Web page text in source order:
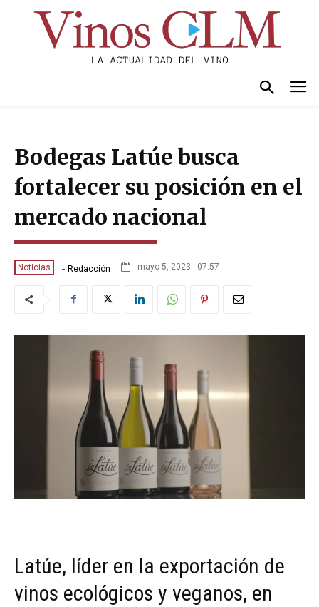
Bodegas Latúe busca
fortalecer su posición en el
mercado nacional
Noticias - Redacción mayo 5, 2023 · 07:57
Latúe, líder en la exportación de
vinos ecológicos y veganos, en